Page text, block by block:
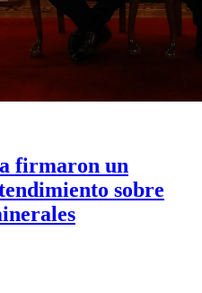
firmaron un
sobre